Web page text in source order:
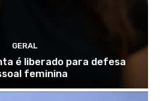
GERAL
é liberado para defesa
feminina